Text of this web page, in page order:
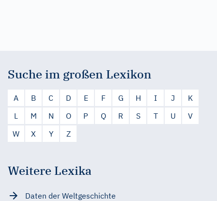
Suche im großen Lexikon
A B C D E F G H I J
K
L
M N O P Q R S T U
V
W
X Y Z
Weitere Lexika
Daten der Weltgeschichte